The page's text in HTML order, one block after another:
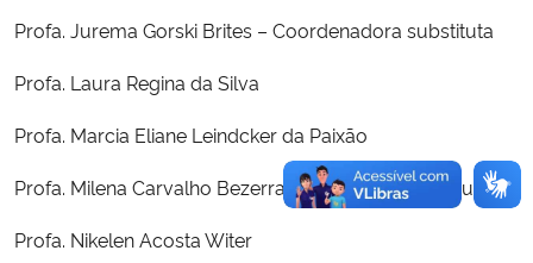
Profa. Jurema Gorski Brites – Coordenadora substituta
Profa. Laura Regina da Silva
Profa. Marcia Eliane Leindcker da Paixão
Profa. Milena Carvalho Bezerra Freire de Oliveira Cruz
Profa. Nikelen Acosta Witer